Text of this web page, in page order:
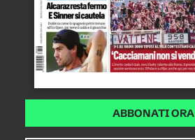
ABBONATI ORA